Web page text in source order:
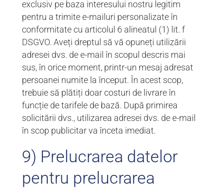
exclusiv pe baza interesului nostru legitim
pentru a trimite e-mailuri personalizate în
conformitate cu articolul 6 alineatul (1) lit. f
DSGVO. Aveți dreptul să vă opuneți utilizării
adresei dvs. de e-mail în scopul descris mai
sus, în orice moment, printr-un mesaj adresat
persoanei numite la început. În acest scop,
trebuie să plătiți doar costuri de livrare în
funcție de tarifele de bază. După primirea
solicitării dvs., utilizarea adresei dvs. de e-mail
în scop publicitar va înceta imediat.
9) Prelucrarea datelor
pentru prelucrarea